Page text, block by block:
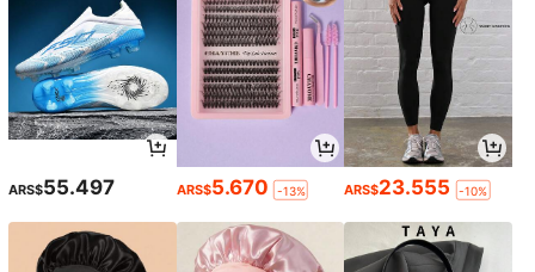
ARS$55.497 ARS$5.670 -13% ARS$23.555 -10%